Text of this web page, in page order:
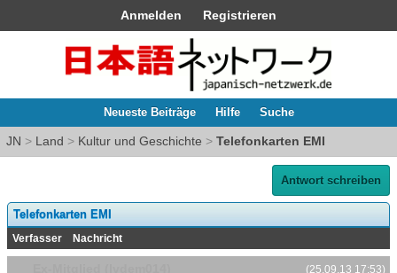
Anmelden Registrieren
Neueste Beiträge Hilfe Suche
JN > Land > Kultur und Geschichte > Telefonkarten EMI
Antwort schreiben
Telefonkarten EMI
Verfasser Nachricht
(25.09.13 17:53)